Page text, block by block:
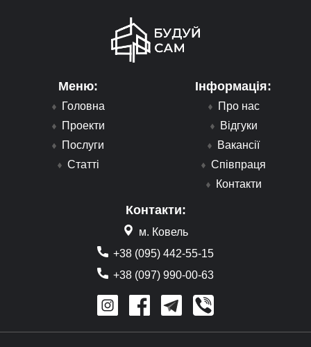
Меню:
Головна
Проекти
Послуги
Статті
Інформація:
Про нас
Відгуки
Вакансії
Співпраця
Контакти
Контакти:
м. Ковель
+38 (095) 442-55-15
+38 (097) 990-00-63